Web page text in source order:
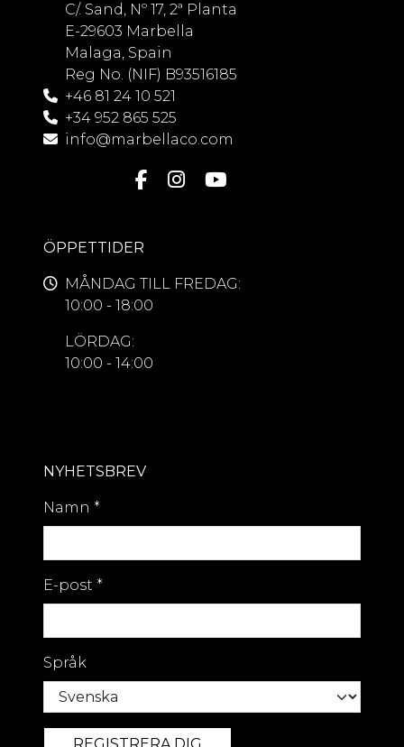
C/. Sand, Nº 17, 2ª Planta
E-29603 Marbella
Malaga, Spain
Reg No. (NIF) B93516185
+46 81 24 10 521
+34 952 865 525
info@marbellaco.com
ÖPPETTIDER
MÅNDAG TILL FREDAG:
10:00 - 18:00
LÖRDAG:
10:00 - 14:00
NYHETSBREV
Namn *
E-post *
Språk